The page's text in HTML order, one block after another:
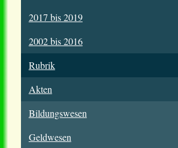
2017 bis 2019
2002 bis 2016
Rubrik
Akten
Bildungswesen
Geldwesen